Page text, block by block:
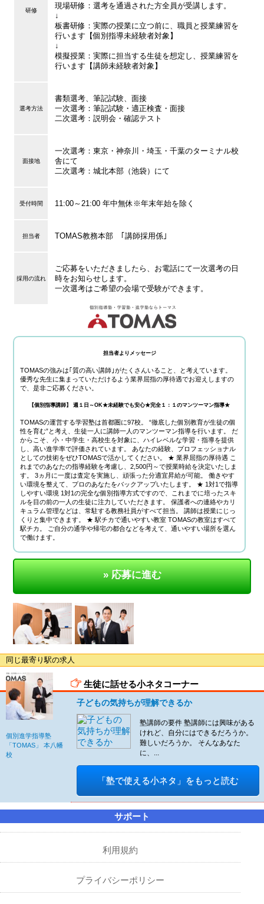
研修
現場研修：選考を通過された方全員が受講します。
↓
板書研修：実際の授業に立つ前に、職員と授業練習を
行います【個別指導未経験者対象】
↓
模擬授業：実際に担当する生徒を想定し、授業練習を
行います【講師未経験者対象】
選考方法
書類選考、筆記試験、面接
一次選考：筆記試験・適正検査・面接
二次選考：説明会・確認テスト
面接地
一次選考：東京・神奈川・埼玉・千葉のターミナル校
舎にて
二次選考：城北本部（池袋）にて
受付時間 11:00～21:00 年中無休※年末年始を除く
担当者 TOMAS教務本部 ｢講師採用係｣
採用の流れ
ご応募をいただきましたら、お電話にて一次選考の日
時をお知らせします。
一次選考はご希望の会場で受験ができます。
担当者よりメッセージ
TOMASの強みは｢質の高い講師｣がたくさんいること、と考えています。
優秀な先生に集まっていただけるよう業界屈指の厚待遇でお迎えしますの
で、是非ご応募ください。
【個別指導講師】 週１日～OK★未経験でも安心★完全１：１のマンツーマン指導★
TOMASの運営する学習塾は首都圏に97校。 “徹底した個別教育が生徒の個
性を育む”と考え、生徒一人に講師一人のマンツーマン指導を行います。 だ
からこそ、小・中学生・高校生を対象に、ハイレベルな学習・指導を提供
し、高い進学率で評価されています。 あなたの経験、プロフェッショナル
としての技術をぜひTOMASで活かしてください。 ★ 業界屈指の厚待遇 こ
れまでのあなたの指導経験を考慮し、2,500円～で授業時給を決定いたしま
す。 3ヵ月に一度は査定を実施し、頑張った分適宜昇給が可能。 働きやす
い環境を整えて、プロのあなたをバックアップいたします。 ★ 1対1で指導
しやすい環境 1対1の完全な個別指導方式ですので、これまでに培ったスキ
ルを目の前の一人の生徒に注力していただきます。 保護者への連絡やカリ
キュラム管理などは、常駐する教務社員がすべて担当。 講師は授業にじっ
くりと集中できます。 ★ 駅チカで通いやすい教室 TOMASの教室はすべて
駅チカ。 ご自分の通学や帰宅の都合などを考えて、通いやすい場所を選ん
で働けます。
» 応募に進む
同じ最寄り駅の求人
個別進学指導塾
「TOMAS」 本八幡
校
生徒に話せる小ネタコーナー
子どもの気持ちが理解できるか
塾講師の要件 塾講師には興味がある
けれど、自分にはできるだろうか。
難しいだろうか。 そんなあなた
に、...
「塾で使える小ネタ」をもっと読む
サポート
利用規約
プライバシーポリシー